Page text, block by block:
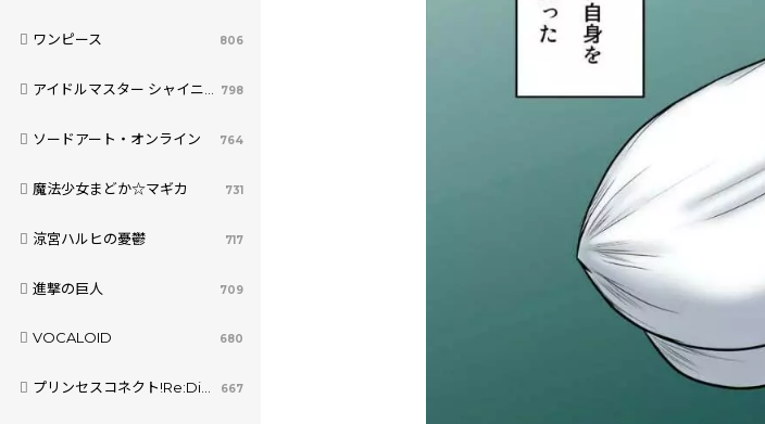
ワンピース 806
アイドルマスター シャイニーカラーズ 798
ソードアート・オンライン 764
魔法少女まどか☆マギカ 731
涼宮ハルヒの憂鬱 717
進撃の巨人 709
VOCALOID 680
プリンセスコネクト!Re:Dive 667